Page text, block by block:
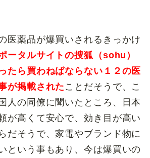
医薬品が爆買いされるきっかけ
ータルサイトの捜狐（sohu）
たら買わねばならない１２の医
が掲載された ことだそうで、こ
人の同僚に聞いたところ、日本
が高くて安心で、効き目が高い
だそうで、家電やブランド物に
という事もあり、今は爆買いの